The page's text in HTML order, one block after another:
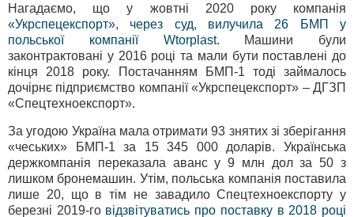
Нагадаємо, що у жовтні 2020 року компанія
«Укрспецекспорт», через суд, вилучила 26 БМП у
польської компанії Wtorplast. Машини були
законтрактовані у 2016 році та мали бути поставлені до
кінця 2018 року. Постачанням БМП-1 тоді займалось
дочірнє підприємство компанії «Укрспецекспорт» – ДГЗП
«Спецтехноекспорт».
За угодою Україна мала отримати 93 знятих зі зберігання
«чеських» БМП-1 за 15 345 000 доларів. Українська
держкомпанія переказала аванс у 9 млн дол за 50 з
лишком бронемашин. Утім, польська компанія поставила
лише 20, що в тім не завадило Спецтехноекспорту у
березні 2019-го відзвітуватись про поставку в 2018 році